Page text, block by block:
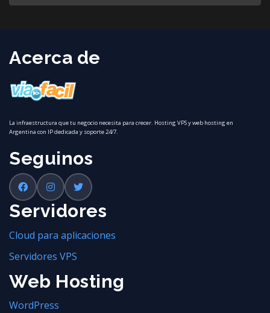
Acerca de
La infraestructura que tu negocio necesita para crecer. Hosting VPS y web hosting en
Argentina con IP dedicada y soporte 24/7.
Seguinos
Servidores
Cloud para aplicaciones
Servidores VPS
Web Hosting
WordPress